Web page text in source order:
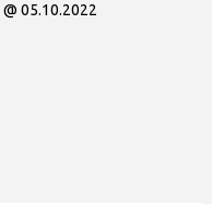
@ 05.10.2022